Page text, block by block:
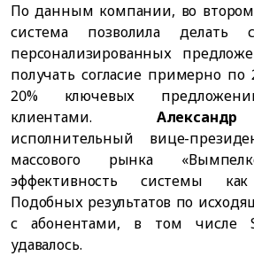
По данным компании, во втором
система позволила
персонализированных
получать согласие примерно
20% ключевых
клиентами.
исполнительный вице-
массового рынка
эффективность системы как
Подобных результатов по
с абонентами, в том числе
удавалось.